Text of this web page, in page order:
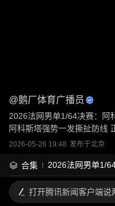
@鹅厂体育广播员
2026法网男单1/64决赛：阿
阿科斯塔强势一发撕扯防线
2026-05-26 19:48 发布于北京
合集 2026法网男单1/
打开腾讯新闻客户端说